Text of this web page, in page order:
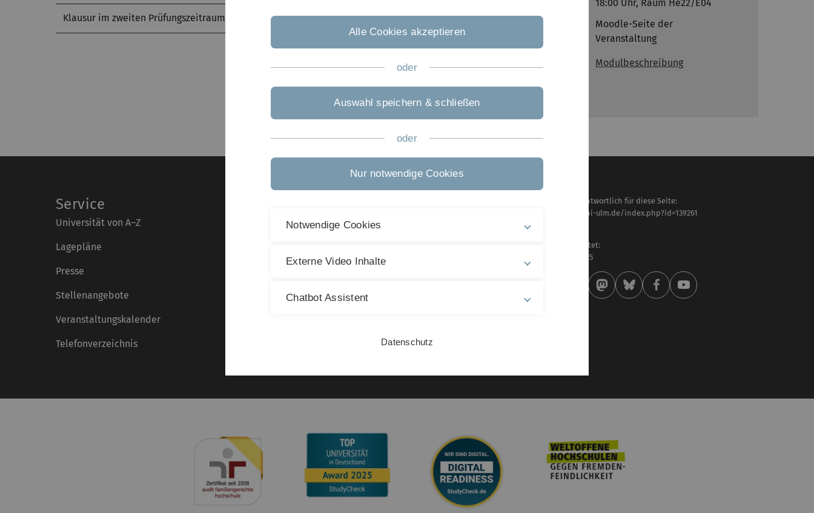
Klausur im zweiten Prüfungszeitraum
18:00 Uhr, Raum He22/E04
Moodle-Seite der
Veranstaltung
Modulbeschreibung
Service
Universität von A–Z
Lagepläne
Presse
Stellenangebote
Veranstaltungskalender
Telefonverzeichnis
Impressum
Gebärdensprache
Inhaltlich verantwortlich für diese Seite:
https://www.uni-ulm.de/index.php?id=139261
Zuletzt bearbeitet:
24 . Oktober 2025
Alle Cookies akzeptieren
oder
Auswahl speichern & schließen
oder
Nur notwendige Cookies
Notwendige Cookies
Externe Video Inhalte
Chatbot Assistent
Datenschutz